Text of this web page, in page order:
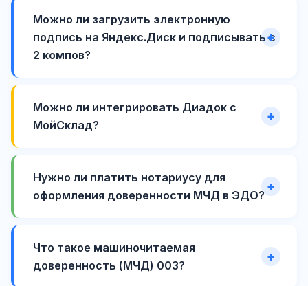
Можно ли загрузить электронную
подпись на Яндекс.Диск и подписывать с
2 компов?
Можно ли интегрировать Диадок с
МойСклад?
Нужно ли платить нотариусу для
оформления доверенности МЧД в ЭДО?
Что такое машиночитаемая
доверенность (МЧД) 003?